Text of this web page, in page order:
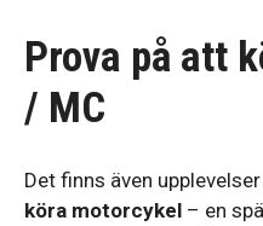
Prova på att
/ MC
Det finns även
köra motorcykel – en